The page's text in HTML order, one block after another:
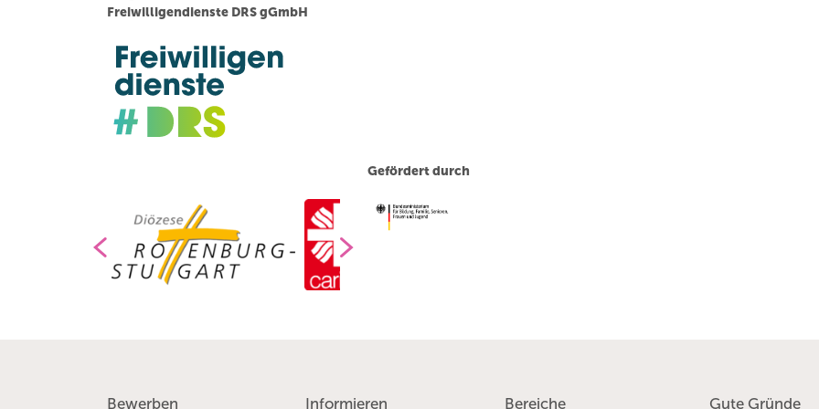
Freiwilligendienste DRS gGmbH
Gefördert durch
Bewerben Informieren Bereiche Gute Gründe